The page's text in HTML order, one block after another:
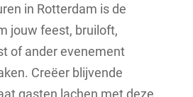
in Rotterdam is de
jouw feest, bruiloft,
of ander evenement
Creëer blijvende
gasten lachen met deze